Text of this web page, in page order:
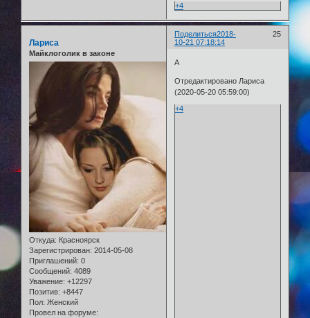
+4
Поделиться 25
2018-
10-21 07:18:14
Лариса
Майклоголик в законе
Откуда: Красноярск
Зарегистрирован: 2014-05-08
Приглашений: 0
Сообщений: 4089
Уважение: +12297
Позитив: +8447
Пол: Женский
Провел на форуме:
А
Отредактировано Лариса
(2020-05-20 05:59:00)
+4